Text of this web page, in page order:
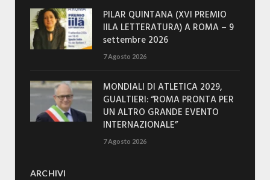
PILAR QUINTANA (XVI PREMIO
IILA LETTERATURA) A ROMA – 9
settembre 2026
7 Agosto 2026
MONDIALI DI ATLETICA 2029,
GUALTIERI: “ROMA PRONTA PER
UN ALTRO GRANDE EVENTO
INTERNAZIONALE”
7 Agosto 2026
ARCHIVI